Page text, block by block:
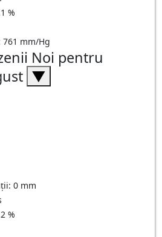
%
761 mm/Hg
Noi pentru
▼
0 mm
%